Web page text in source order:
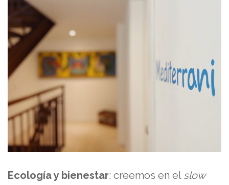
Ecología y bienestar: creemos en el slow